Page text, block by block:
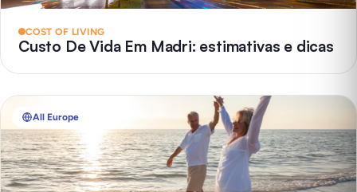
COST OF LIVING
Custo De Vida Em Madri: estimativas e dicas
All Europe